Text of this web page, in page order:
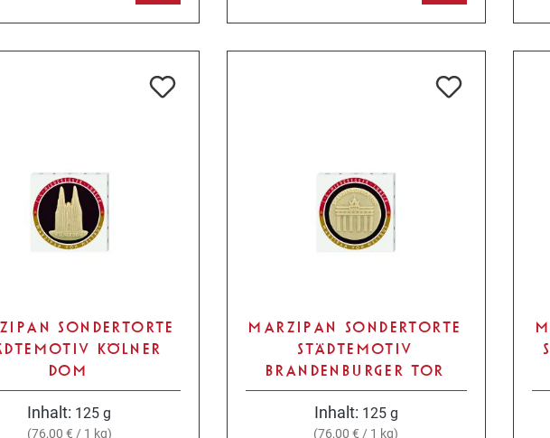
SONDERTORTE
KÖLNER
DOM
Inhalt: 125 g
(76,00 € / 1 kg)
MARZIPAN SONDERTORTE
STÄDTEMOTIV
BRANDENBURGER TOR
Inhalt: 125 g
(76,00 € / 1 kg)